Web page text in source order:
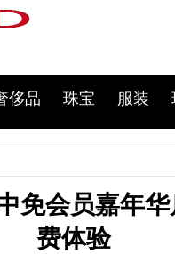
侈品 珠宝 服装
免会员嘉年
费体验